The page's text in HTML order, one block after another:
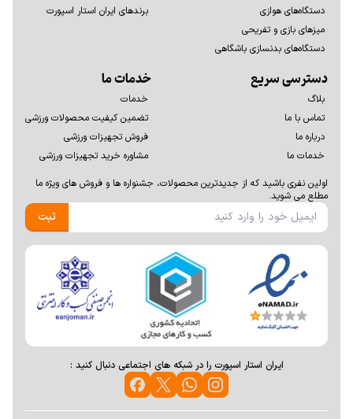
دستگاه‌های هوازی
میزهای بازی و تفریحی
دستگاه‌های بدنسازی باشگاهی
برندهای ایران استار اسپورت
دسترسی سریع
بلاگ
تماس با ما
درباره ما
خدمات ما
خدمات ما
خدمات
تضمین کیفیت محصولات ورزشی
فروش تجهیزات ورزشی
مشاوره خرید تجهیزات ورزشی
اولين نفری باشيد كه از جديدترين محصولات، جشنواره ها و فروش های ويژه ما
مطلع می شوید.
ثبت
ایران استار اسپورت را در شبکه های اجتماعی دنبال کنید :